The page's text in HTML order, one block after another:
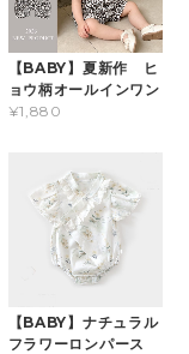
【BABY】夏新作 ヒ
ョウ柄オールインワン
¥1,880
【BABY】ナチュラル
フラワーロンパース